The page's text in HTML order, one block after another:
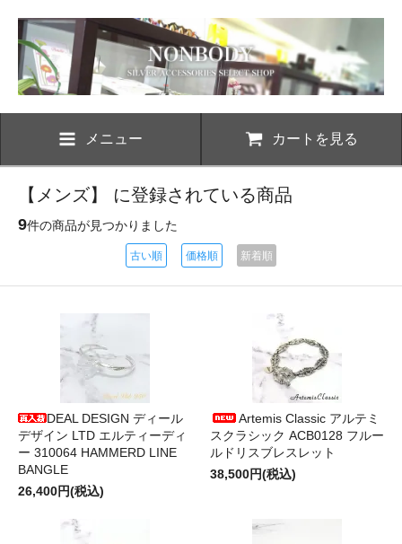
メニュー カートを見る
【メンズ】 に登録されている商品
9件の商品が見つかりました
古い順 価格順 新着順
DEAL DESIGN ディール
デザイン LTD エルティーディ
ー 310064 HAMMERD LINE
BANGLE
26,400円(税込)
Artemis Classic アルテミ
スクラシック ACB0128 フルー
ルドリスブレスレット
38,500円(税込)